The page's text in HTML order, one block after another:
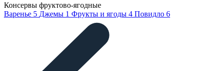
Консервы фруктово-ягодные
Варенье 5 Джемы 1 Фрукты и ягоды 4 Повидло 6